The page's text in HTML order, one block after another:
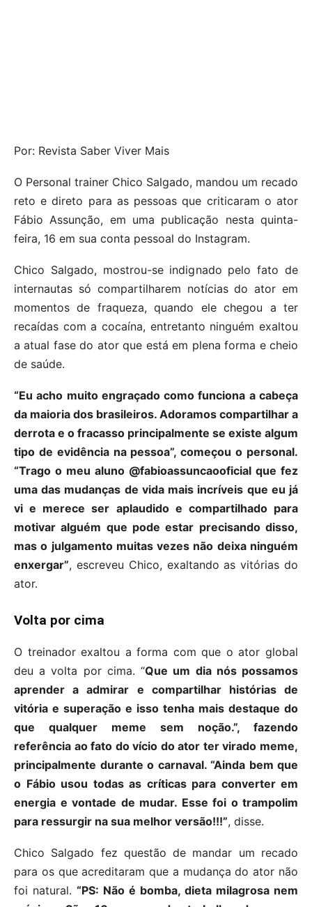
Por: Revista Saber Viver Mais
O Personal trainer Chico Salgado, mandou um recado
reto e direto para as pessoas que criticaram o ator
Fábio Assunção, em uma publicação nesta quinta-
feira, 16 em sua conta pessoal do Instagram.
Chico Salgado, mostrou-se indignado pelo fato de
internautas só compartilharem notícias do ator em
momentos de fraqueza, quando ele chegou a ter
recaídas com a cocaína, entretanto ninguém exaltou
a atual fase do ator que está em plena forma e cheio
de saúde.
“Eu acho muito engraçado como funciona a cabeça
da maioria dos brasileiros. Adoramos compartilhar a
derrota e o fracasso principalmente se existe algum
tipo de evidência na pessoa”, começou o personal.
“Trago o meu aluno @fabioassuncaooficial que fez
uma das mudanças de vida mais incríveis que eu já
vi e merece ser aplaudido e compartilhado para
motivar alguém que pode estar precisando disso,
mas o julgamento muitas vezes não deixa ninguém
enxergar”, escreveu Chico, exaltando as vitórias do
ator.
Volta por cima
O treinador exaltou a forma com que o ator global
deu a volta por cima. “Que um dia nós possamos
aprender a admirar e compartilhar histórias de
vitória e superação e isso tenha mais destaque do
que qualquer meme sem noção.”, fazendo
referência ao fato do vício do ator ter virado meme,
principalmente durante o carnaval. “Ainda bem que
o Fábio usou todas as críticas para converter em
energia e vontade de mudar. Esse foi o trampolim
para ressurgir na sua melhor versão!!!”, disse.
Chico Salgado fez questão de mandar um recado
para os que acreditaram que a mudança do ator não
foi natural. “PS: Não é bomba, dieta milagrosa nem